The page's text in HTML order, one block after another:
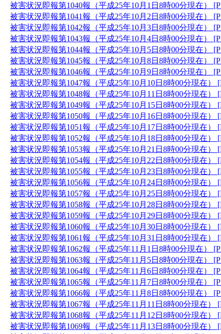
被害状況即報第1040報（平成25年10月1日8時00分現在）
被害状況即報第1041報（平成25年10月2日8時00分現在）
被害状況即報第1042報（平成25年10月3日8時00分現在）
被害状況即報第1043報（平成25年10月4日8時00分現在）
被害状況即報第1044報（平成25年10月5日8時00分現在）
被害状況即報第1045報（平成25年10月8日8時00分現在）
被害状況即報第1046報（平成25年10月9日8時00分現在）
被害状況即報第1047報（平成25年10月10日8時00分現在）
被害状況即報第1048報（平成25年10月11日8時00分現在）
被害状況即報第1049報（平成25年10月15日8時00分現在）
被害状況即報第1050報（平成25年10月16日8時00分現在）
被害状況即報第1051報（平成25年10月17日8時00分現在）
被害状況即報第1052報（平成25年10月18日8時00分現在）
被害状況即報第1053報（平成25年10月21日8時00分現在）
被害状況即報第1054報（平成25年10月22日8時00分現在）
被害状況即報第1055報（平成25年10月23日8時00分現在）
被害状況即報第1056報（平成25年10月24日8時00分現在）
被害状況即報第1057報（平成25年10月25日8時00分現在）
被害状況即報第1058報（平成25年10月28日8時00分現在）
被害状況即報第1059報（平成25年10月29日8時00分現在）
被害状況即報第1060報（平成25年10月30日8時00分現在）
被害状況即報第1061報（平成25年10月31日8時00分現在）
被害状況即報第1062報（平成25年11月1日8時00分現在）
被害状況即報第1063報（平成25年11月5日8時00分現在）
被害状況即報第1064報（平成25年11月6日8時00分現在）
被害状況即報第1065報（平成25年11月7日8時00分現在）
被害状況即報第1066報（平成25年11月8日8時00分現在）
被害状況即報第1067報（平成25年11月11日8時00分現在）
被害状況即報第1068報（平成25年11月12日8時00分現在）
被害状況即報第1069報（平成25年11月13日8時00分現在）